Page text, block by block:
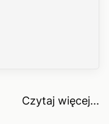
Czytaj więcej...